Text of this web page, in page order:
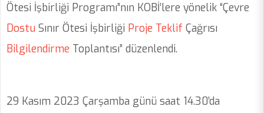
Ötesi İşbirliği Programı”nın KOBİ’lere yönelik “Çevre
Dostu Sınır Ötesi İşbirliği Proje Teklif Çağrısı
Bilgilendirme Toplantısı” düzenlendi.
29 Kasım 2023 Çarşamba günü saat 14.30’da